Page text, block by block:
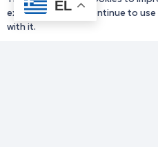
EL
experience. If you continue to
with it.